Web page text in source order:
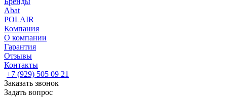
Abat
POLAIR
Компания
О компании
Гарантия
Отзывы
Контакты
+7 (929) 505 09 21
Заказать звонок
Задать вопрос